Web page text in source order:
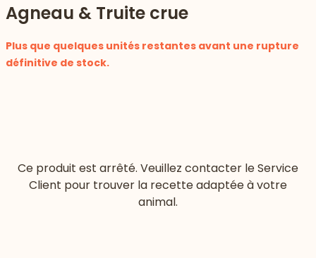
Agneau & Truite crue
Plus que quelques unités restantes avant une rupture
définitive de stock.
Ce produit est arrêté. Veuillez contacter le Service
Client pour trouver la recette adaptée à votre
animal.